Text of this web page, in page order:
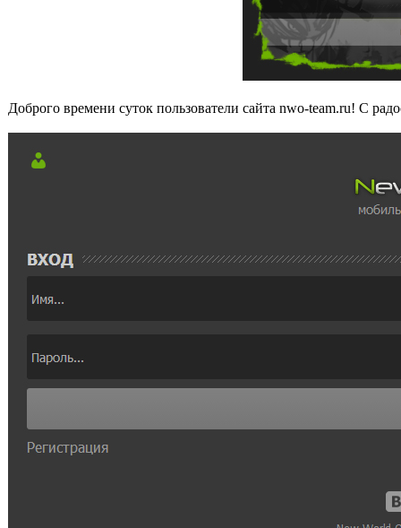
Доброго времени суток пользователи сайта nwo-team.ru! С